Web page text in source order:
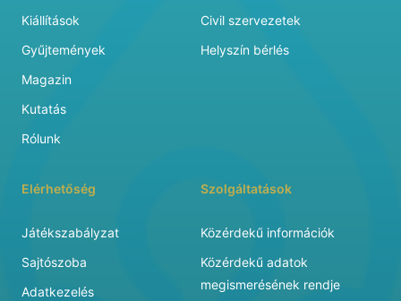
Kiállítások
Gyűjtemények
Magazin
Kutatás
Rólunk
Civil szervezetek
Helyszín bérlés
Elérhetőség
Játékszabályzat
Sajtószoba
Adatkezelés
Szolgáltatások
Közérdekű információk
Közérdekű adatok
megismerésének rendje